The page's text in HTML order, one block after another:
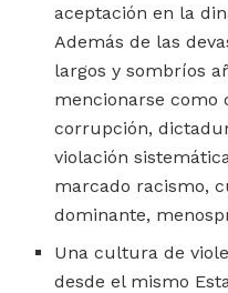
aceptación en la
Además de las
largos y sombríos
mencionarse como
corrupción,
violación
marcado racismo,
dominante,
Una cultura de
desde el mismo